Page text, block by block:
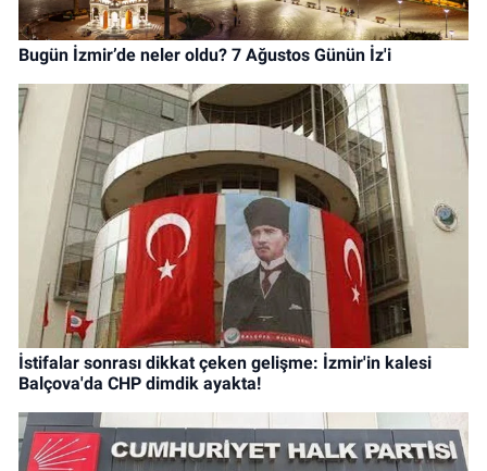
Bugün İzmir’de neler oldu? 7 Ağustos Günün İz'i
İstifalar sonrası dikkat çeken gelişme: İzmir'in kalesi
Balçova'da CHP dimdik ayakta!